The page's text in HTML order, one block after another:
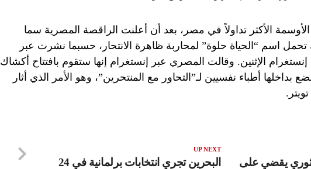
الأكثر تداولاً في مصر، بعد أن أعلنت الراقصة المصرية سما
تحمل اسم “الحياة حلوة” لمحاربة ظاهرة الانتحار، حسبما نشرت عبر
الإثنين. وقالت المصري عبر إنستغرام إنها ستقوم بافتتاح أكشاك
أطباء نفسيين لـ”التحاور مع المنتحرين”، وهو الأمر الذي أثار
UP NEXT
البحرين تجري انتخابات برلمانية في 24
ثوري يقضي على